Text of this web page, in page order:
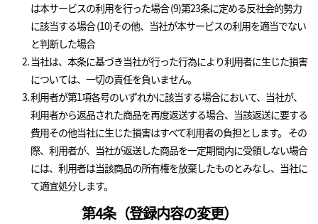
は本サービスの利用を行った場合 (9)第23条に定める反社会的勢力
に該当する場合 (10)その他、当社が本サービスの利用を適当でない
と判断した場合
当社は、本条に基づき当社が行った行為により利用者に生じた損害
については、一切の責任を負いません。
利用者が第1項各号のいずれかに該当する場合において、当社が、
利用者から返品された商品を再度返送する場合、当該返送に要する
費用その他当社に生じた損害はすべて利用者の負担とします。 その
際、利用者が、当社が返送した商品を一定期間内に受領しない場合
には、利用者は当該商品の所有権を放棄したものとみなし、当社に
て適宜処分します。
第4条（登録内容の変更）